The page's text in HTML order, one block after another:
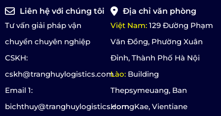
Liên hệ với chúng tôi
Tư vấn giải pháp vận
chuyển chuyên nghiệp
CSKH:
cskh@tranghuylogistics.com
Email 1:
bichthuy@tranghuylogistics.com
Địa chỉ văn phòng
Việt Nam: 129 Đường Phạm
Văn Đồng, Phường Xuân
Đỉnh, Thành Phố Hà Nội
Lào: Building
Thepsymeuang, Ban
HorngKae, Vientiane